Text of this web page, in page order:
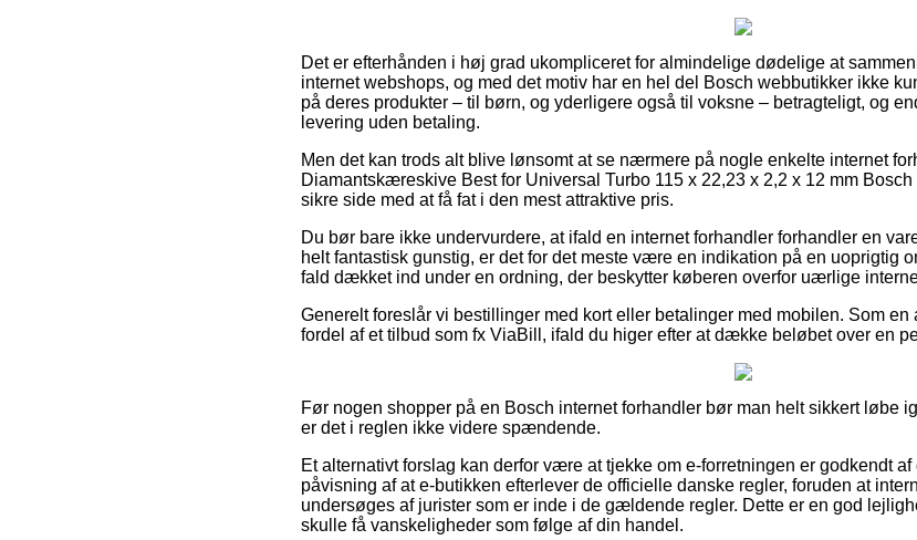
Det er efterhånden i høj grad ukompliceret for almindelige dødelige at
internet webshops, og med det motiv har en hel del Bosch webbutikker ikke
på deres produkter – til børn, og yderligere også til voksne – betragteligt, og
levering uden betaling.
Men det kan trods alt blive lønsomt at se nærmere på nogle enkelte internet
Diamantskæreskive Best for Universal Turbo 115 x 22,23 x 2,2 x 12 mm
sikre side med at få fat i den mest attraktive pris.
Du bør bare ikke undervurdere, at ifald en internet forhandler forhandler en
helt fantastisk gunstig, er det for det meste være en indikation på en uoprigtig
fald dækket ind under en ordning, der beskytter køberen overfor uærlige
Generelt foreslår vi bestillinger med kort eller betalinger med mobilen. Som
fordel af et tilbud som fx ViaBill, ifald du higer efter at dække beløbet over en
Før nogen shopper på en Bosch internet forhandler bør man helt sikkert løbe
er det i reglen ikke videre spændende.
Et alternativt forslag kan derfor være at tjekke om e-forretningen er godkendt
påvisning af at e-butikken efterlever de officielle danske regler, foruden at
undersøges af jurister som er inde i de gældende regler. Dette er en god
skulle få vanskeligheder som følge af din handel.